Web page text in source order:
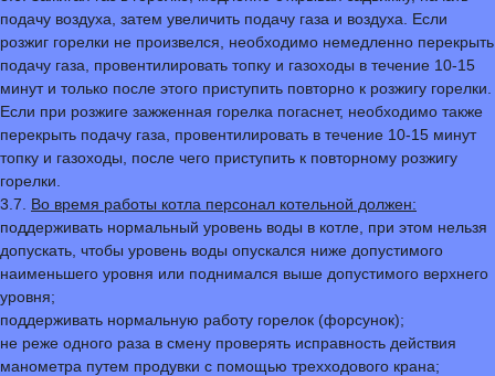
подачу воздуха, затем увеличить подачу газа и воздуха. Если
розжиг горелки не произвелся, необходимо немедленно перекрыть
подачу газа, провентилировать топку и газоходы в течение 10-15
минут и только после этого приступить повторно к розжигу горелки.
Если при розжиге зажженная горелка погаснет, необходимо также
перекрыть подачу газа, провентилировать в течение 10-15 минут
топку и газоходы, после чего приступить к повторному розжигу
горелки.
3.7. Во время работы котла персонал котельной должен:
поддерживать нормальный уровень воды в котле, при этом нельзя
допускать, чтобы уровень воды опускался ниже допустимого
наименьшего уровня или поднимался выше допустимого верхнего
уровня;
поддерживать нормальную работу горелок (форсунок);
не реже одного раза в смену проверять исправность действия
манометра путем продувки с помощью трехходового крана;